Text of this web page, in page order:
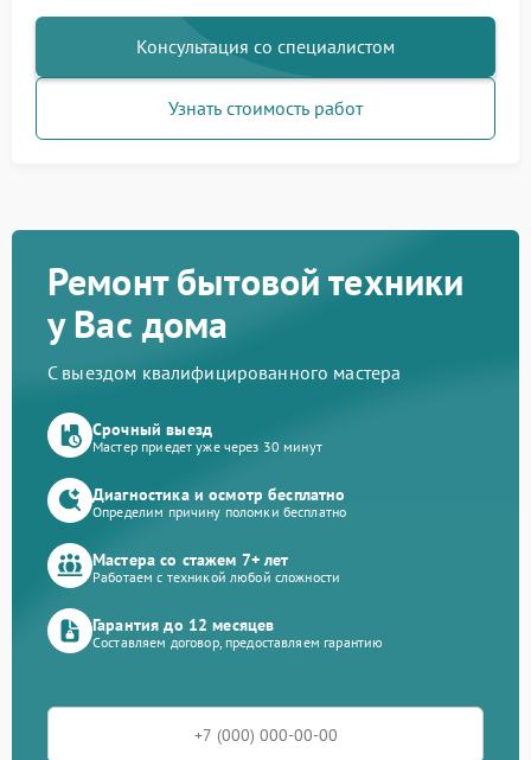
Консультация со специалистом
Узнать стоимость работ
Ремонт бытовой техники
у Вас дома
С выездом квалифицированного мастера
Срочный выезд
Мастер приедет уже через 30 минут
Диагностика и осмотр бесплатно
Определим причину поломки бесплатно
Мастера со стажем 7+ лет
Работаем с техникой любой сложности
Гарантия до 12 месяцев
Составляем договор, предоставляем гарантию